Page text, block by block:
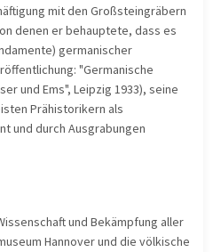
mit den Großsteingräbern
denen er behauptete, dass es
germanischer
"Germanische
und Ems", Leipzig 1933), seine
Prähistorikern als
und durch Ausgrabungen
und Bekämpfung aller
Hannover und die völkische